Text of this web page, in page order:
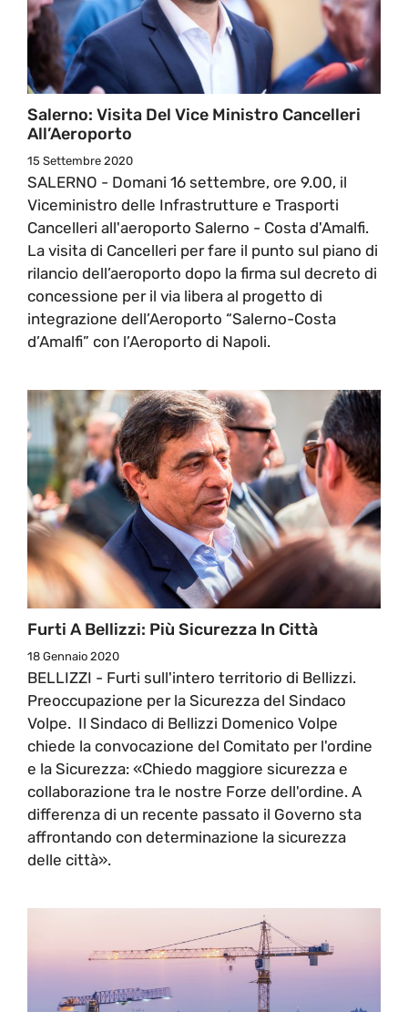
Salerno: Visita Del Vice Ministro Cancelleri
All’Aeroporto
15 Settembre 2020
SALERNO - Domani 16 settembre, ore 9.00, il
Viceministro delle Infrastrutture e Trasporti
Cancelleri all'aeroporto Salerno - Costa d'Amalfi.
La visita di Cancelleri per fare il punto sul piano di
rilancio dell’aeroporto dopo la firma sul decreto di
concessione per il via libera al progetto di
integrazione dell’Aeroporto “Salerno-Costa
d’Amalfi” con l’Aeroporto di Napoli.
Furti A Bellizzi: Più Sicurezza In Città
18 Gennaio 2020
BELLIZZI - Furti sull'intero territorio di Bellizzi.
Preoccupazione per la Sicurezza del Sindaco
Volpe. Il Sindaco di Bellizzi Domenico Volpe
chiede la convocazione del Comitato per l'ordine
e la Sicurezza: «Chiedo maggiore sicurezza e
collaborazione tra le nostre Forze dell'ordine. A
differenza di un recente passato il Governo sta
affrontando con determinazione la sicurezza
delle città».